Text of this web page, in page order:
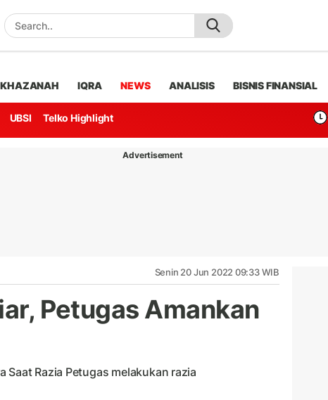
KHAZANAH IQRA NEWS ANALISIS BISNIS FINANSIAL
UBSI Telko Highlight
Advertisement
Senin 20 Jun 2022 09:33 WIB
Petugas Amankan
Razia Petugas melakukan razia